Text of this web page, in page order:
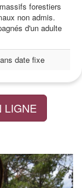
forestiers
non admis.
d'un adulte
date fixe
LIGNE